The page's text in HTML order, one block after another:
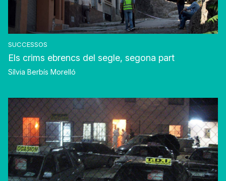
SUCCESSOS
Els crims ebrencs del segle, segona part
Sílvia Berbís Morelló